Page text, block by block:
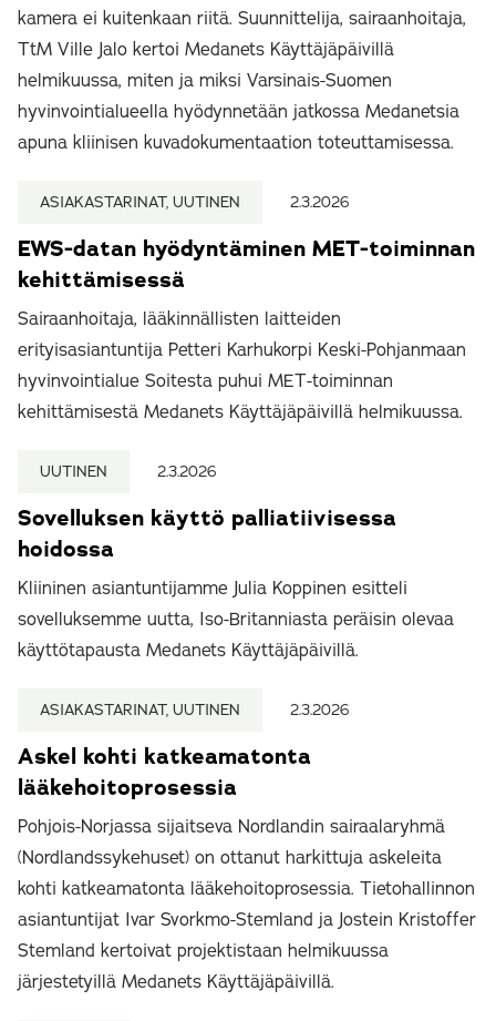
kamera ei kuitenkaan riitä. Suunnittelija, sairaanhoitaja,
TtM Ville Jalo kertoi Medanets Käyttäjäpäivillä
helmikuussa, miten ja miksi Varsinais-Suomen
hyvinvointialueella hyödynnetään jatkossa Medanetsia
apuna kliinisen kuvadokumentaation toteuttamisessa.
ASIAKASTARINAT, UUTINEN 2.3.2026
EWS-datan hyödyntäminen MET-toiminnan
kehittämisessä
Sairaanhoitaja, lääkinnällisten laitteiden
erityisasiantuntija Petteri Karhukorpi Keski-Pohjanmaan
hyvinvointialue Soitesta puhui MET-toiminnan
kehittämisestä Medanets Käyttäjäpäivillä helmikuussa.
UUTINEN 2.3.2026
Sovelluksen käyttö palliatiivisessa
hoidossa
Kliininen asiantuntijamme Julia Koppinen esitteli
sovelluksemme uutta, Iso-Britanniasta peräisin olevaa
käyttötapausta Medanets Käyttäjäpäivillä.
ASIAKASTARINAT, UUTINEN 2.3.2026
Askel kohti katkeamatonta
lääkehoitoprosessia
Pohjois-Norjassa sijaitseva Nordlandin sairaalaryhmä
(Nordlandssykehuset) on ottanut harkittuja askeleita
kohti katkeamatonta lääkehoitoprosessia. Tietohallinnon
asiantuntijat Ivar Svorkmo-Stemland ja Jostein Kristoffer
Stemland kertoivat projektistaan helmikuussa
järjestetyillä Medanets Käyttäjäpäivillä.